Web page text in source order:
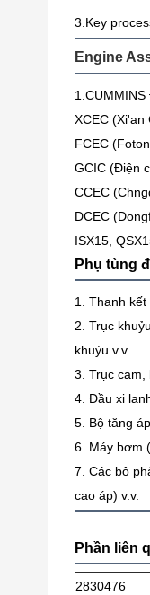
3.Key
Engine
1.
XCEC (Xi'an
FCEC
GCIC (Điện
CCEC
DCEC
ISX15,
Phụ tùng
1. Thanh
2. Trục
khuỷu v.v.
3. Trục cam,
4. Đầu xi
5. Bộ tăng
6. Máy bơm
7. Các bộ
cao áp) v.v.
Phần liên
2830476